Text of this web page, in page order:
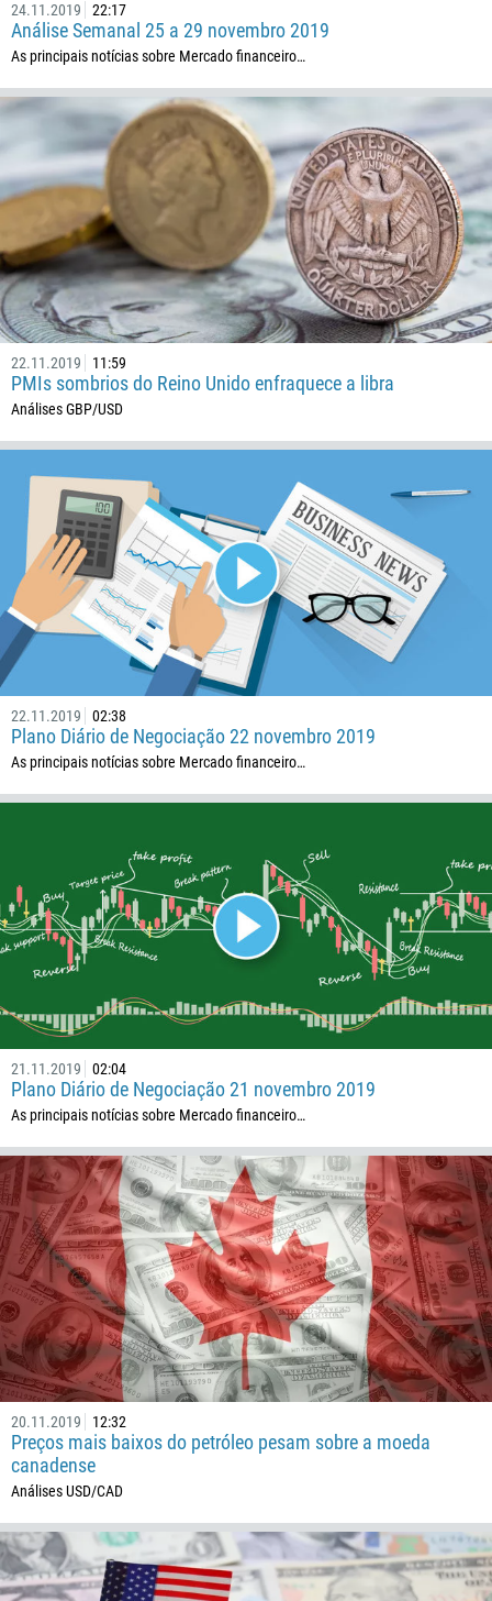
24.11.2019 22:17
Análise Semanal 25 a 29 novembro 2019
As principais notícias sobre Mercado financeiro…
22.11.2019 11:59
PMIs sombrios do Reino Unido enfraquece a libra
Análises GBP/USD
22.11.2019 02:38
Plano Diário de Negociação 22 novembro 2019
As principais notícias sobre Mercado financeiro…
21.11.2019 02:04
Plano Diário de Negociação 21 novembro 2019
As principais notícias sobre Mercado financeiro…
20.11.2019 12:32
Preços mais baixos do petróleo pesam sobre a moeda
canadense
Análises USD/CAD
Ligue de volta